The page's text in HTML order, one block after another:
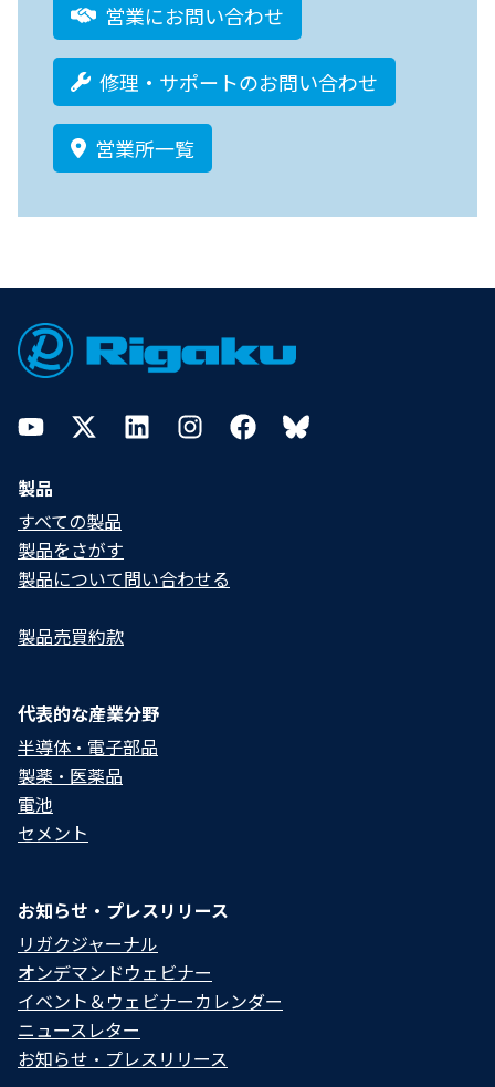
営業にお問い合わせ
修理・サポートのお問い合わせ
営業所一覧
Footer
YouTubeTwitterLinkedInInstagramFacebookBluesky
製品
すべての製品
製品をさがす
製品について問い合わせる​
製品売買約款
代表的な産業分野
半導体・電子部品
製薬・医薬品
電池
セメント
お知らせ・プレスリリース
リガクジャーナル
オンデマンドウェビナー
イベント＆ウェビナーカレンダー
ニュースレター
お知らせ・プレスリリース